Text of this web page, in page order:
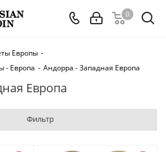
0
Европы -
- Европа - Андорра - Западная Европа
Европа
Фильтр